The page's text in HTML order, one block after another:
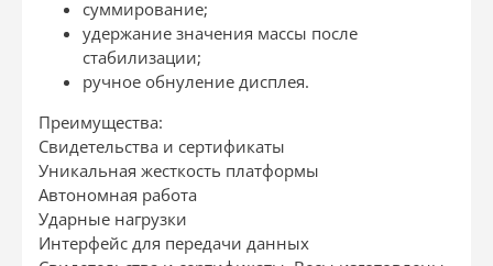
суммирование;
удержание значения массы после
стабилизации;
ручное обнуление дисплея.
Преимущества:
Свидетельства и сертификаты
Уникальная жесткость платформы
Автономная работа
Ударные нагрузки
Интерфейс для передачи данных